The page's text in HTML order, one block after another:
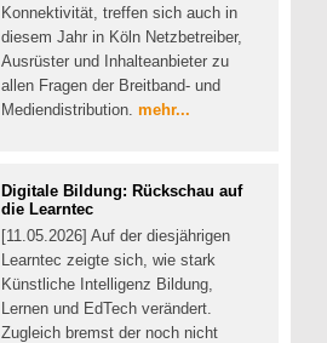
Konnektivität, treffen sich auch in
diesem Jahr in Köln Netzbetreiber,
Ausrüster und Inhalteanbieter zu
allen Fragen der Breitband- und
Mediendistribution. mehr...
Digitale Bildung: Rückschau auf
die Learntec
[11.05.2026] Auf der diesjährigen
Learntec zeigte sich, wie stark
Künstliche Intelligenz Bildung,
Lernen und EdTech verändert.
Zugleich bremst der noch nicht